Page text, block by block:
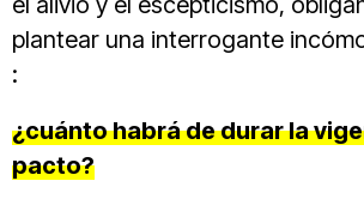
plantear una interrogante
:
¿cuánto habrá de durar la
pacto?